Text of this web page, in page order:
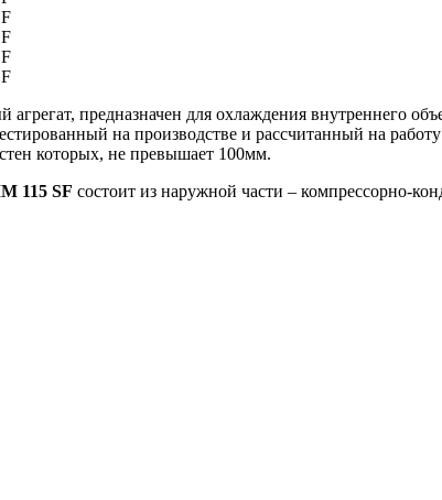
агрегат, предназначен для охлаждения внутреннего
на производстве и рассчитанный на
которых, не превышает 100мм.
115 SF состоит из наружной части – компрессорно-